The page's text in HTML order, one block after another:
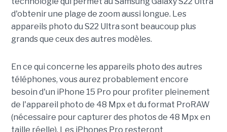
d'obtenir une plage de zoom aussi longue. Les
appareils photo du S22 Ultra sont beaucoup plus
grands que ceux des autres modèles.
En ce qui concerne les appareils photo des autres
téléphones, vous aurez probablement encore
besoin d'un iPhone 15 Pro pour profiter pleinement
de l'appareil photo de 48 Mpx et du format ProRAW
(nécessaire pour capturer des photos de 48 Mpx en
taille réelle). Les iPhones Pro resteront